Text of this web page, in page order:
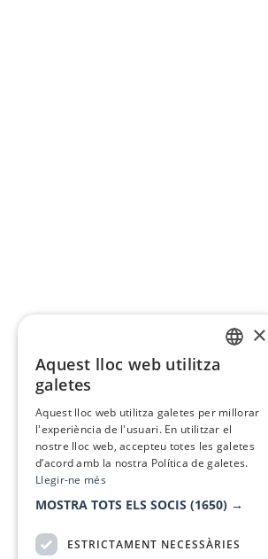
×
Aquest lloc web utilitza
galetes
Aquest lloc web utilitza galetes per millorar
l'experiència de l'usuari. En utilitzar el
nostre lloc web, accepteu totes les galetes
d’acord amb la nostra Política de galetes.
Llegir-ne més
MOSTRA TOTS ELS SOCIS (1650) →
ESTRICTAMENT NECESSÀRIES